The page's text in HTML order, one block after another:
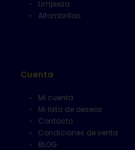
Limpieza
Alfombrillas
Cuenta
Mi cuenta
Mi lista de deseos
Contacto
Condiciones de venta
BLOG